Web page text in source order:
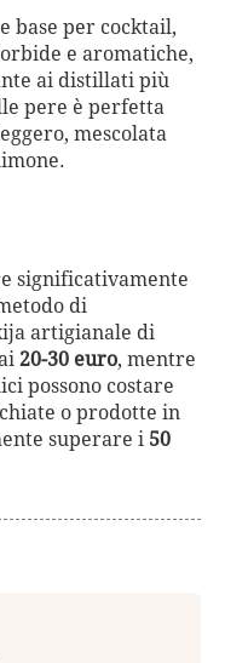
base per cocktail,
e aromatiche,
ai distillati più
pere è perfetta
mescolata
significativamente
di
artigianale di
20-30 euro, mentre
possono costare
o prodotte in
superare i 50